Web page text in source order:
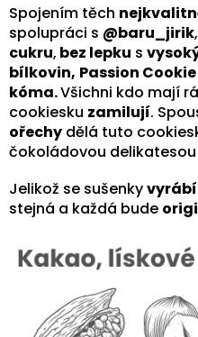
Spojením těch
spolupráci s @baru_jirik
cukru, bez lepku s
bílkovin, Passion
kóma.Všichni kdo mají
cookiesku zamilují.
ořechy dělá tuto
čokoládovou delikatesou
Jelikož se sušenkyvyrábí
stejná a každá bude